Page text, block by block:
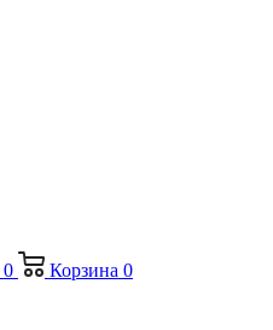
0 Корзина 0